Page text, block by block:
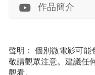
作品簡介
聲明： 個別微電影可能
敬請觀眾注意。建議任
觀看。